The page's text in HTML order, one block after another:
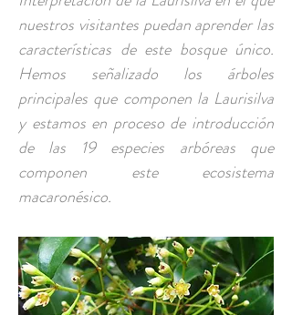
nuestros visitantes puedan aprender las
características de este bosque único.
Hemos señalizado los árboles
principales que componen la Laurisilva
y estamos en proceso de introducción
de las 19 especies arbóreas que
componen este ecosistema
macaronésico.